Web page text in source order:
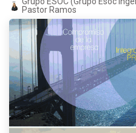
Pastor Ramos